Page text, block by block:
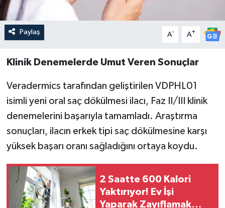
Paylaş A- A+
Klinik Denemelerde Umut Veren Sonuçlar
Veradermics tarafından geliştirilen VDPHL01
isimli yeni oral saç dökülmesi ilacı, Faz II/III klinik
denemelerini başarıyla tamamladı. Araştırma
sonuçları, ilacın erkek tipi saç dökülmesine karşı
yüksek başarı oranı sağladığını ortaya koydu.
2 Saatte 600 Kalori
Yaktırıyor! Ev İşi
Yaparak Zayıflamak